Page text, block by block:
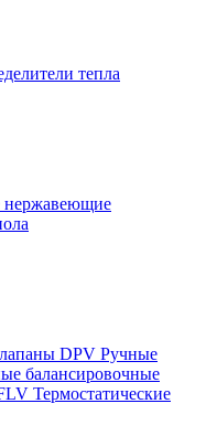
тепла
нержавеющие
DPV Ручные
балансировочные
Термостатические